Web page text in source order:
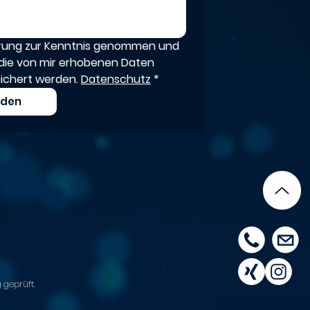
zur Kenntnis genommen und
von mir erhobenen Daten
werden. Datenschutz *
geprüft.